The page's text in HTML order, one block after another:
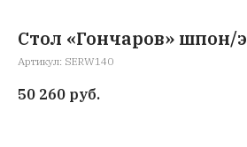
Стол «Гончаров» шпон/
Артикул: SERW140
50 260 руб.